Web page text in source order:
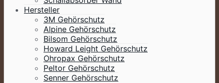
Hersteller
3M Gehörschutz
Alpine Gehörschutz
Bilsom Gehörschutz
Howard Leight Gehörschutz
Ohropax Gehörschutz
Peltor Gehörschutz
Senner Gehörschutz